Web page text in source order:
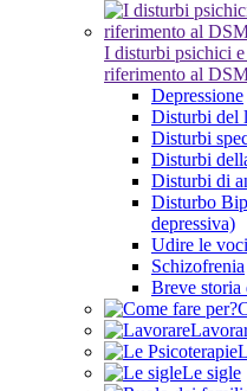
I disturbi psichici
riferimento al
Depressione
Disturbi del
Disturbi
Disturbi
Disturbi di
Disturbo
depressiva)
Udire le voci
Schizofrenia
Breve storia
Le sigle